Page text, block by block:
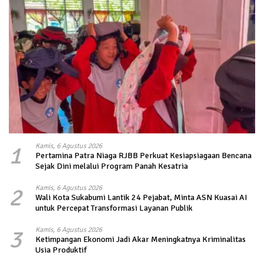
1 Kamis, 6 Agustus 2026
Pertamina Patra Niaga RJBB Perkuat Kesiapsiagaan Bencana
Sejak Dini melalui Program Panah Kesatria
2 Kamis, 6 Agustus 2026
Wali Kota Sukabumi Lantik 24 Pejabat, Minta ASN Kuasai AI
untuk Percepat Transformasi Layanan Publik
3 Kamis, 6 Agustus 2026
Ketimpangan Ekonomi Jadi Akar Meningkatnya Kriminalitas
Usia Produktif